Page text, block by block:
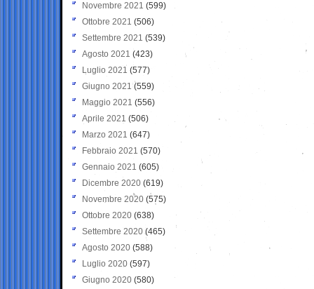
Novembre 2021 (599)
Ottobre 2021 (506)
Settembre 2021 (539)
Agosto 2021 (423)
Luglio 2021 (577)
Giugno 2021(559)
Maggio 2021 (556)
Aprile 2021 (506)
Marzo 2021 (647)
Febbraio 2021 (570)
Gennaio 2021 (605)
Dicembre 2020 (619)
Novembre 2020 (575)
Ottobre 2020 (638)
Settembre 2020(465)
Agosto 2020 (588)
Luglio 2020 (597)
Giugno 2020 (580)